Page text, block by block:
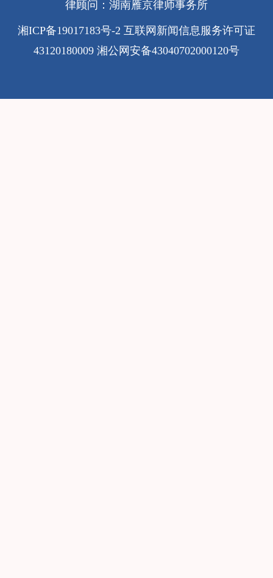
律顾问：湖南雁京律师事务所
湘ICP备19017183号-2 互联网新闻信息服务许可证
43120180009 湘公网安备43040702000120号